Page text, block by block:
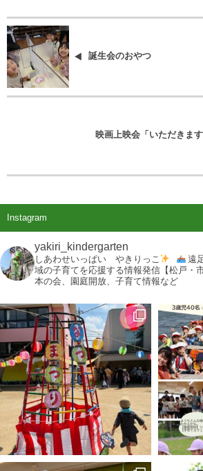
誕生会のおやつ
映画上映会「いただきます
Instagram
yakiri_kindergarten
しあわせいっぱい やきりっこ 遠
域の子育てを応援する情報発信【松戸・市
本の会、園庭開放、子育て情報など